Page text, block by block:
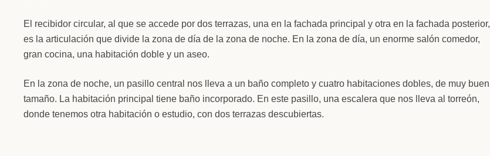
El recibidor circular, al que se accede por dos terrazas, una en la fachada principal y otra en la fachada posterior,
es la articulación que divide la zona de día de la zona de noche. En la zona de día, un enorme salón comedor,
gran cocina, una habitación doble y un aseo.
En la zona de noche, un pasillo central nos lleva a un baño completo y cuatro habitaciones dobles, de muy buen
tamaño. La habitación principal tiene baño incorporado. En este pasillo, una escalera que nos lleva al torreón,
donde tenemos otra habitación o estudio, con dos terrazas descubiertas.